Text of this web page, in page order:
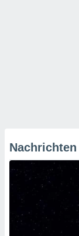
Nachrichten